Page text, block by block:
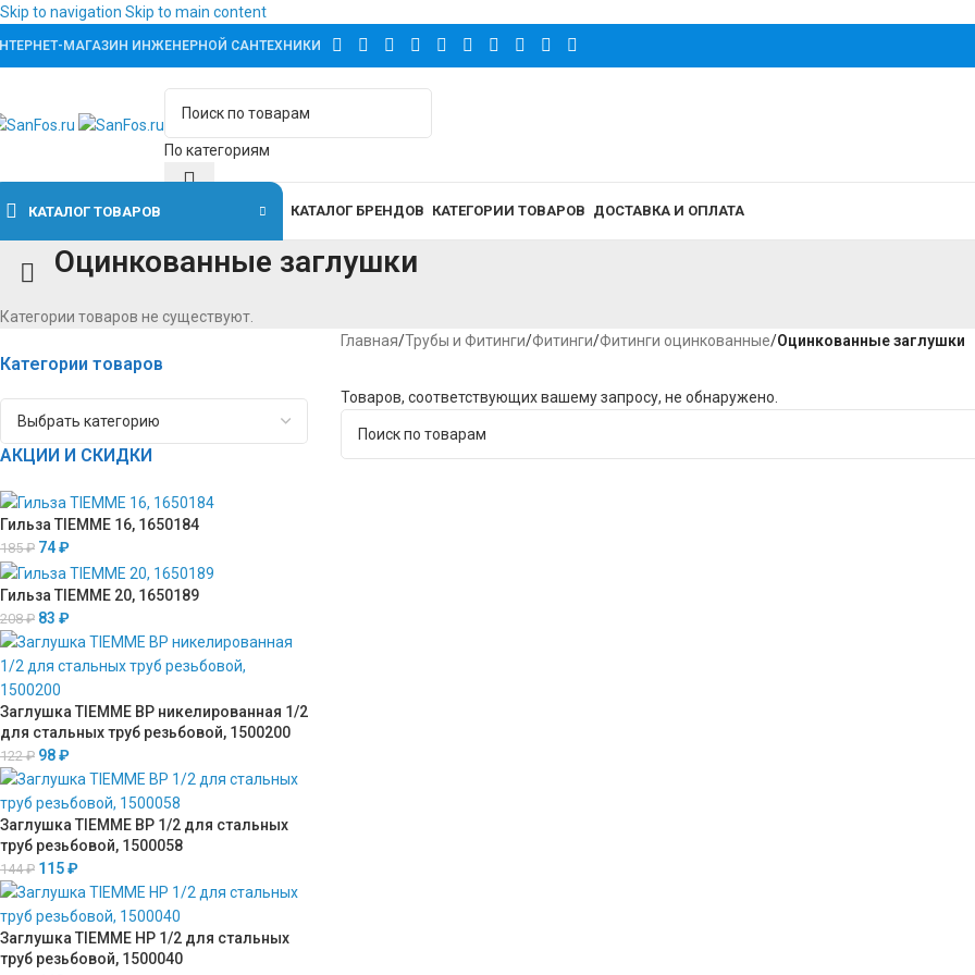
Skip to navigation Skip to main content
МАГАЗИН ИНЖЕНЕРНОЙ САНТЕХНИКИ
По категориям
КАТАЛОГ ТОВАРОВ КАТАЛОГ БРЕНДОВ КАТЕГОРИИ ТОВАРОВ ДОСТАВКА И ОПЛАТА
Оцинкованные заглушки
Категории товаров не существуют.
Категории товаров
АКЦИИ И СКИДКИ
Гильза TIEMME 16, 1650184
185₽ 74₽
Гильза TIEMME 20, 1650189
208₽ 83 ₽
Заглушка TIEMME ВР никелированная 1/2
для стальных труб резьбовой, 1500200
122₽ 98₽
Заглушка TIEMME ВР 1/2 для стальных
труб резьбовой, 1500058
144₽ 115₽
Заглушка TIEMME НР 1/2 для стальных
труб резьбовой, 1500040
Главная/Трубы и Фитинги/Фитинги/Фитинги оцинкованные/Оцинкованные заглушки
Товаров, соответствующих вашему запросу, не обнаружено.